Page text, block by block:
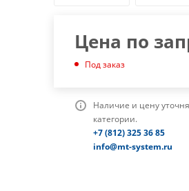
Цена по
Под заказ
Наличие и цену
категории.
+7 (812) 325 36 85
info@mt-system.ru